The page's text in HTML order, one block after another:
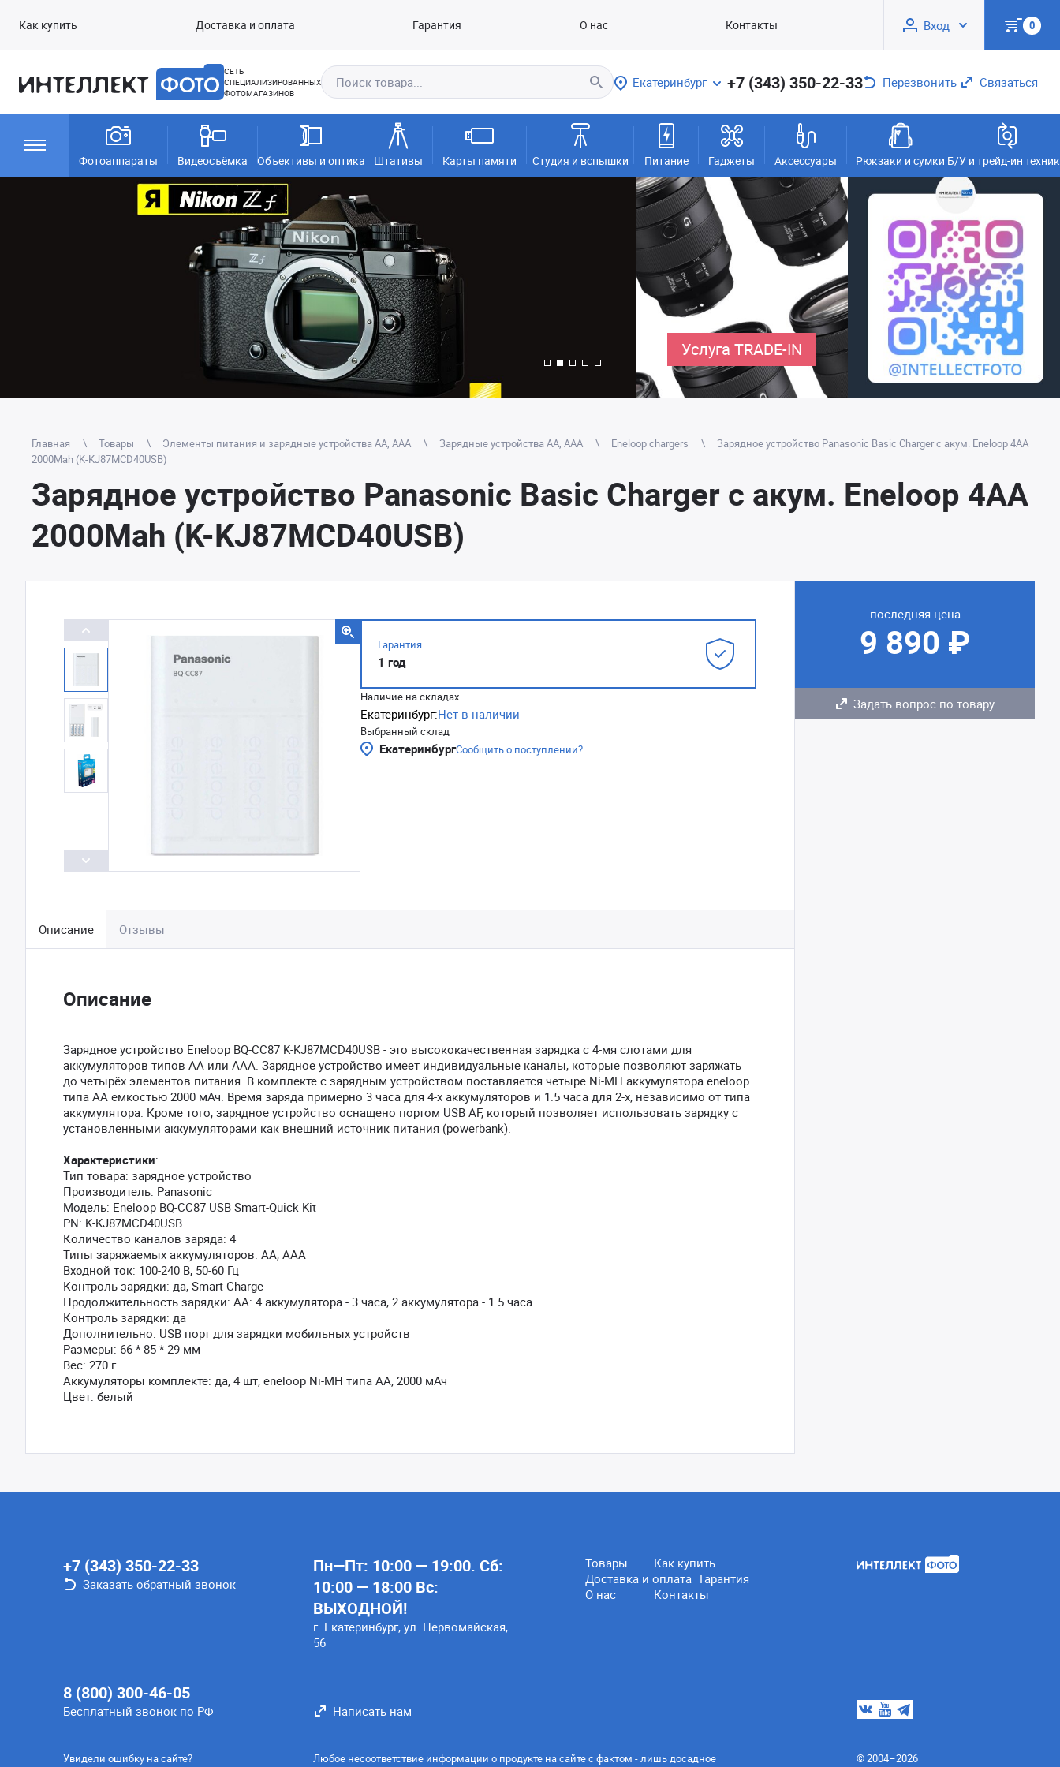
Как купить Доставка и оплата Гарантия О нас Контакты Вход 0
СЕТЬ
СПЕЦИАЛИЗИРОВАННЫХ
ФОТОМАГАЗИНОВ
Екатеринбург +7 (343) 350-22-33 Перезвонить Связаться
Фотоаппараты Видеосъёмка Объективы и оптика Штативы Карты памяти Студия и вспышки Питание Гаджеты Аксессуары Рюкзаки и сумки Б/У и трейд-ин
Услуга TRADE-IN
Главная Товары Элементы питания и зарядные устройства AA, AAA Зарядные устройства АА, AAA Eneloop chargers
Зарядное устройство Panasonic Basic Charger с акум. Eneloop 4AA
2000Mah (K-KJ87MCD40USB)
Зарядное устройство Panasonic Basic Charger с акум. Eneloop 4AA
2000Mah (K-KJ87MCD40USB)
Гарантия
1 год
Наличие на складах
Екатеринбург:Нет в наличии
Выбранный склад
ЕкатеринбургСообщить о поступлении?
Описание Отзывы
Описание
Зарядное устройство Eneloop BQ-CC87 K-KJ87MCD40USB - это высококачественная зарядка с 4-мя слотами для
аккумуляторов типов АА или ААА. Зарядное устройство имеет индивидуальные каналы, которые позволяют заряжать
до четырёх элементов питания. В комплекте с зарядным устройством поставляется четыре Ni-MH аккумулятора eneloop
типа АА емкостью 2000 мАч. Время заряда примерно 3 часа для 4-х аккумуляторов и 1.5 часа для 2-х, независимо от типа
аккумулятора. Кроме того, зарядное устройство оснащено портом USB AF, который позволяет использовать зарядку с
установленными аккумуляторами как внешний источник питания (powerbank).
Характеристики:
Тип товара: зарядное устройство
Производитель: Panasonic
Модель: Eneloop BQ-CC87 USB Smart-Quick Kit
PN: K-KJ87MCD40USB
Количество каналов заряда: 4
Типы заряжаемых аккумуляторов: AA, AAA
Входной ток: 100-240 В, 50-60 Гц
Контроль зарядки: да, Smart Charge
Продолжительность зарядки: АА: 4 аккумулятора - 3 часа, 2 аккумулятора - 1.5 часа
Контроль зарядки: да
Дополнительно: USB порт для зарядки мобильных устройств
Размеры: 66 * 85 * 29 мм
Вес: 270 г
Аккумуляторы комплекте: да, 4 шт, eneloop Ni-MH типа АА, 2000 мАч
Цвет: белый
последняя цена
9 890 ₽
Задать вопрос по товару
+7 (343) 350-22-33
Заказать обратный звонок
8 (800) 300-46-05
Бесплатный звонок по РФ
Пн—Пт: 10:00 — 19:00. Сб:
10:00 — 18:00 Вс:
ВЫХОДНОЙ!
г. Екатеринбург, ул. Первомайская,
56
Товары
Как купить
Доставка и оплата Гарантия
О нас
Контакты
Написать нам
Увидели ошибку на сайте? Любое несоответствие информации о продукте на сайте с фактом - лишь досадное © 2004–2026